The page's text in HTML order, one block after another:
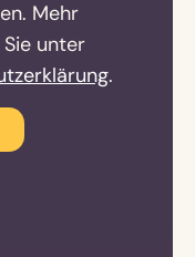
Mehr
unter
.